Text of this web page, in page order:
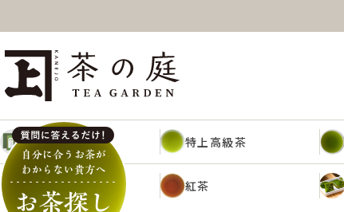
抹茶
ギフト 特上高級茶
抹茶 紅茶